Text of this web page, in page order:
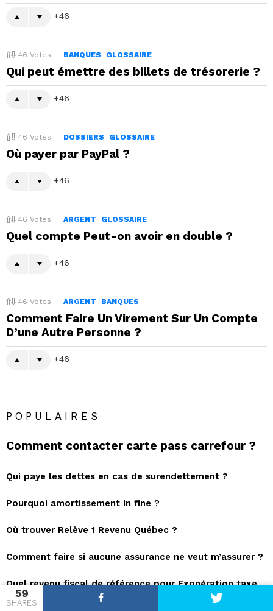
59
SHARES
46
46 Votes BANQUES GLOSSAIRE
Qui peut émettre des billets de trésorerie ?
46
46 Votes DOSSIERS GLOSSAIRE
Où payer par PayPal ?
46
46 Votes ARGENT GLOSSAIRE
Quel compte Peut-on avoir en double ?
46
46 Votes ARGENT BANQUES
Comment Faire Un Virement Sur Un Compte
D’une Autre Personne ?
46
POPULAIRES
Comment contacter carte pass carrefour ?
Qui paye les dettes en cas de surendettement ?
Pourquoi amortissement in fine ?
Où trouver Relève 1 Revenu Québec ?
Comment faire si aucune assurance ne veut m’assurer ?
Quel revenu fiscal de référence pour Exonération taxe
d’habitation ?